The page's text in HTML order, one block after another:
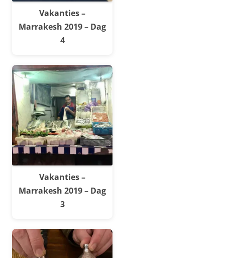
Vakanties –
Marrakesh 2019 – Dag
4
Vakanties –
Marrakesh 2019 – Dag
3